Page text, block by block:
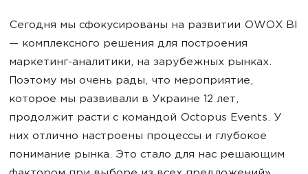
Сегодня мы сфокусированы на развитии OWOX BI
— комплексного решения для построения
маркетинг-аналитики, на зарубежных рынках.
Поэтому мы очень рады, что мероприятие,
которое мы развивали в Украине 12 лет,
продолжит расти с командой Octopus Events. У
них отлично настроены процессы и глубокое
понимание рынка. Это стало для нас решающим